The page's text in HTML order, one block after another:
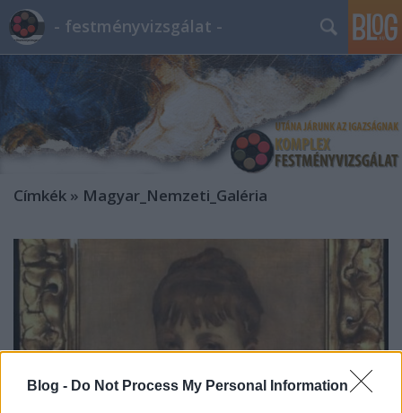
Blog - Do Not Process My Personal Information
- festményvizsgálat -
Címkék » Magyar_Nemzeti_Galéria